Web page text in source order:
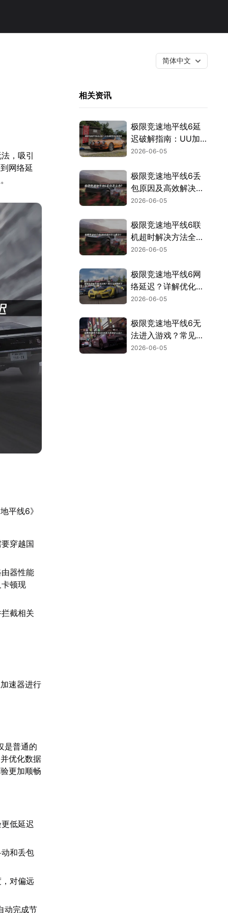
简体中文
，吸引
网络延
平线6》
穿越国
器性能
顿现
截相关
速器进行
是普通的
优化数据
更加顺畅
低延迟
和丢包
对偏远
动完成节
相关资讯
极限竞速地平线6延
迟破解指南：UU加
速一步到位！
2026-06-05
极限竞速地平线6丢
包原因及高效解决方
案详解！
2026-06-05
极限竞速地平线6联
机超时解决方法全指
南！
2026-06-05
极限竞速地平线6网
络延迟？详解优化方
法与加速解决方案！
2026-06-05
极限竞速地平线6无
法进入游戏？常见原
因及解决方法汇总！
2026-06-05